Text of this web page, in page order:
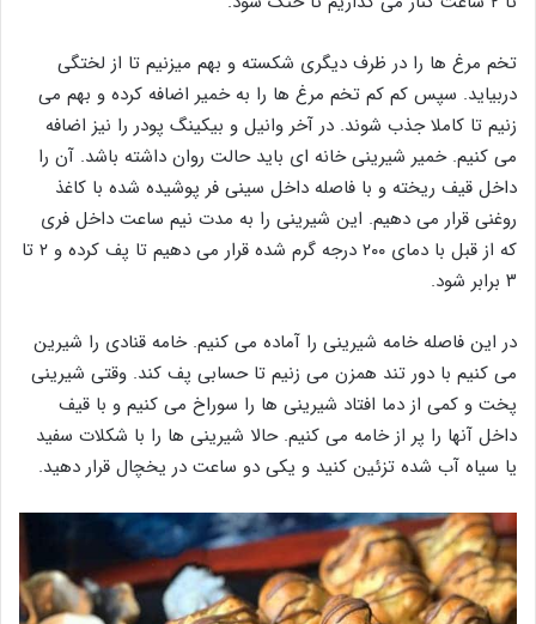
تخم مرغ ها را در ظرف دیگری شکسته و بهم میزنیم تا از لختگی
دربیاید. سپس کم کم تخم مرغ ها را به خمیر اضافه کرده و بهم می
زنیم تا کاملا جذب شوند. در آخر وانیل و بیکینگ پودر را نیز اضافه
می کنیم. خمیر شیرینی خانه ای باید حالت روان داشته باشد. آن را
داخل قیف ریخته و با فاصله داخل سینی فر پوشیده شده با کاغذ
روغنی قرار می دهیم. این شیرینی را به مدت نیم ساعت داخل فری
که از قبل با دمای ۲۰۰ درجه گرم شده قرار می دهیم تا پف کرده و ۲ تا
۳ برابر شود.
در این فاصله خامه شیرینی را آماده می کنیم. خامه قنادی را شیرین
می کنیم با دور تند همزن می زنیم تا حسابی پف کند. وقتی شیرینی
پخت و کمی از دما افتاد شیرینی ها را سوراخ می کنیم و با قیف
داخل آنها را پر از خامه می کنیم. حالا شیرینی ها را با شکلات سفید
یا سیاه آب شده تزئین کنید و یکی دو ساعت در یخچال قرار دهید.